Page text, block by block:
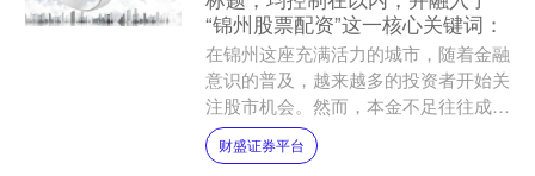
“锦州股票配资”这一核心关键词：
在锦州这座充满活力的城市，随着金融
意识的普及，越来越多的投资者开始关
注股市机会。然而，本金不足往往成为
制约收益的瓶颈。此时，“锦州股票配
资”作为一种融资工具财盛....
财盛证券平台